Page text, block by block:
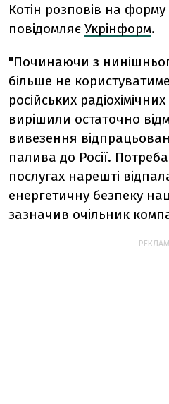
Котін розповів на форму
повідомляє Укрінформ.
"Починаючи з
більше не
російських
вирішили остаточно
вивезення
палива до Росії.
послугах нарешті
енергетичну безпеку
зазначив очільник